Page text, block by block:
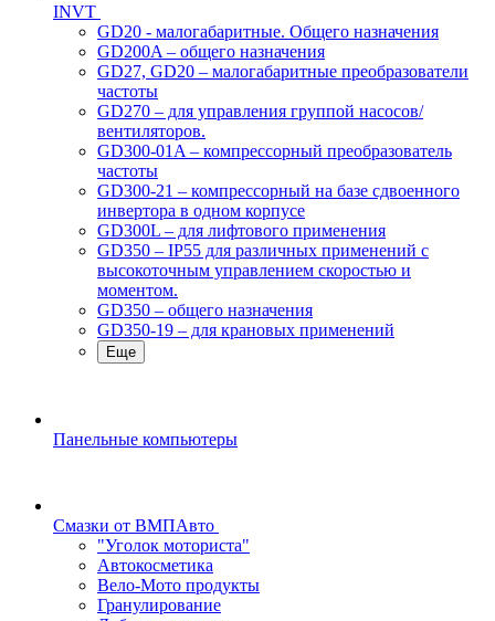
INVT
GD20 - малогабаритные. Общего назначения
GD200A – общего назначения
GD27, GD20 – малогабаритные преобразователи
частоты
GD270 – для управления группой насосов/
вентиляторов.
GD300-01A – компрессорный преобразователь
частоты
GD300-21 – компрессорный на базе сдвоенного
инвертора в одном корпусе
GD300L – для лифтового применения
GD350 – IP55 для различных применений с
высокоточным управлением скоростью и
моментом.
GD350 – общего назначения
GD350-19 – для крановых применений
Еще
Панельные компьютеры
Смазки от ВМПАвто
"Уголок моториста"
Автокосметика
Вело-Мото продукты
Гранулирование